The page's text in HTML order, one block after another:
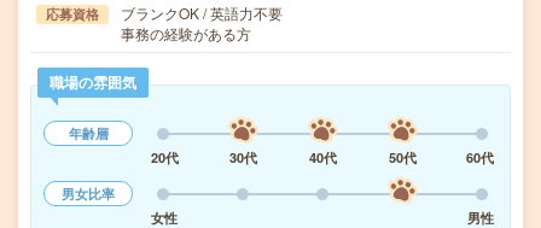
応募資格
ブランクOK / 英語力不要
事務の経験がある方
職場の雰囲気
年齢層
20代
30代 40代 50代
60代
男女比率
女性
男性